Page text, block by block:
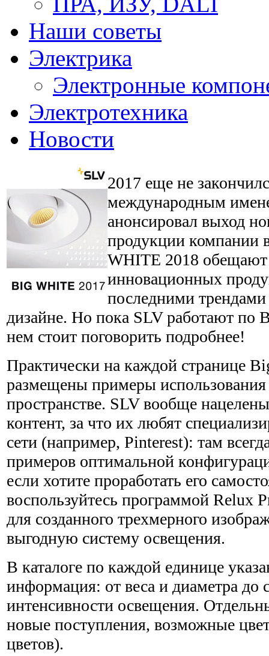
Наши советы
Электрика
Электронные
Электротехника
Новости
2017 еще не
международным
анонсировал выход
продукции компании
WHITE 2018 обещают
инновационных
последними трендами
дизайне. Но пока SLV работают по
нем стоит поговорить подробнее!
Практически на каждой странице
размещены примеры
пространстве. SLV вообще
контент, за что их любят
сети (например, Pinterest): там
примеров оптимальной
если хотите проработать его
воспользуйтесь программой Relux
для созданного трехмерного
выгодную систему освещения.
В каталоге по каждой единице
информация: от веса и диаметра до
интенсивности освещения.
новые поступления, возможные
цветов).